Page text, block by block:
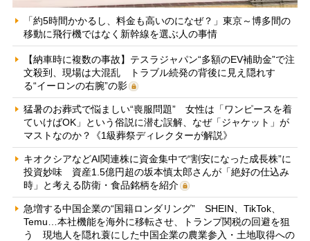
「約5時間かかるし、料金も高いのになぜ？」東京～博多間の
移動に飛行機ではなく新幹線を選ぶ人の事情
【納車時に複数の事故】テスラジャパン“多額のEV補助金”で注
文殺到、現場は大混乱 トラブル続発の背後に見え隠れす
る“イーロンの右腕”の影
猛暑のお葬式で悩ましい“喪服問題” 女性は「ワンピースを着
ていけばOK」という俗説に潜む誤解、なぜ「ジャケット」が
マストなのか？《1級葬祭ディレクターが解説》
キオクシアなどAI関連株に資金集中で“割安になった成長株”に
投資妙味 資産1.5億円超の坂本慎太郎さんが「絶好の仕込み
時」と考える防衛・食品銘柄を紹介
急増する中国企業の“国籍ロンダリング” SHEIN、TikTok、
Temu…本社機能を海外に移転させ、トランプ関税の回避を狙
う 現地人を隠れ蓑にした中国企業の農業参入・土地取得への